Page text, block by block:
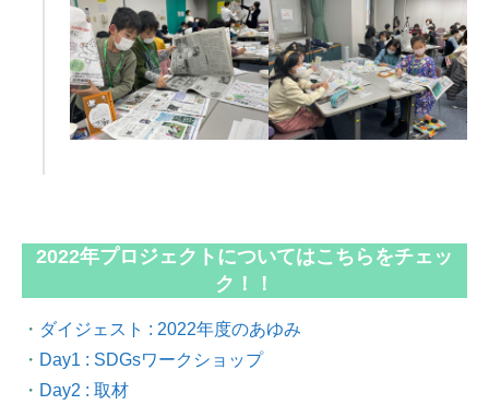
2022年プロジェクトについてはこちらをチェッ
ク！！
・ ダイジェスト : 2022年度のあゆみ
・ Day1 : SDGsワークショップ
・ Day2 : 取材